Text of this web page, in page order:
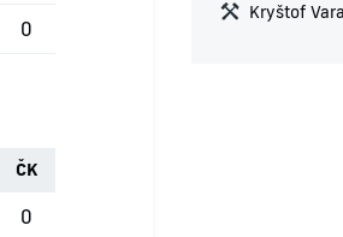
0
ČK
0
Kryštof